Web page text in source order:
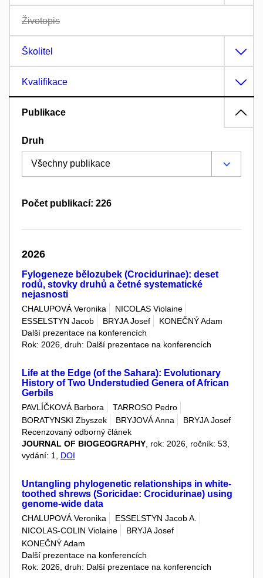
Životopis
Školitel
Kvalifikace
Publikace
Druh
Počet publikací: 226
2026
Fylogeneze bělozubek (Crocidurinae): deset
rodů, stovky druhů a četné systematické
nejasnosti
CHALUPOVÁ Veronika
NICOLAS Violaine
ESSELSTYN Jacob
BRYJA Josef
KONEČNÝ Adam
Další prezentace na konferencích
Rok: 2026, druh: Další prezentace na konferencích
Life at the Edge (of the Sahara): Evolutionary
History of Two Understudied Genera of African
Gerbils
PAVLÍČKOVÁ Barbora
TARROSO Pedro
BORATYNSKI Zbyszek
BRYJOVÁ Anna
BRYJA Josef
Recenzovaný odborný článek
JOURNAL OF BIOGEOGRAPHY , rok: 2026, ročník: 53,
vydání: 1, DOI
Untangling phylogenetic relationships in white-
toothed shrews (Soricidae: Crocidurinae) using
genome-wide data
CHALUPOVÁ Veronika
ESSELSTYN Jacob A.
NICOLAS-COLIN Violaine
BRYJA Josef
KONEČNÝ Adam
Další prezentace na konferencích
Rok: 2026, druh: Další prezentace na konferencích